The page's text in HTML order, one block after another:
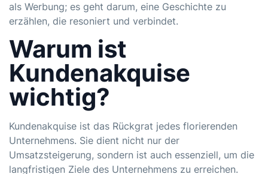
als Werbung; es geht darum, eine Geschichte zu
erzählen, die resoniert und verbindet.
Warum ist
Kundenakquise
wichtig?
Kundenakquise ist das Rückgrat jedes florierenden
Unternehmens. Sie dient nicht nur der
Umsatzsteigerung, sondern ist auch essenziell, um die
langfristigen Ziele des Unternehmens zu erreichen.